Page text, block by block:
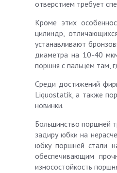
отверстием требует
Кроме этих
цилиндр,
устанавливают
диаметра на 10-40
поршня с пальцем там,
Среди достижений
Liquostatik, а также
новинки.
Большинство поршней
задиру юбки на
юбку поршней стали
обеспечивающим
износостойкость